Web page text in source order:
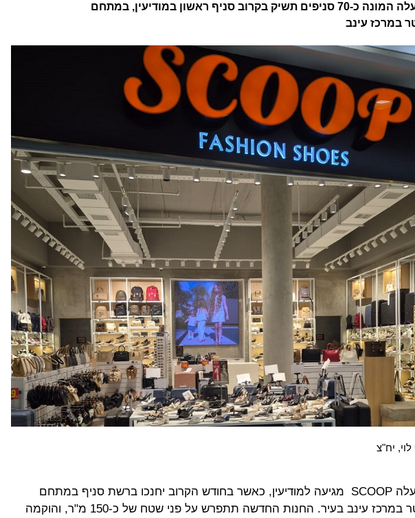
רשת ההנעלה המונה כ-70 סניפים תשיק בקרוב סניף ראשון במודיעין, במתחם
במרכז עינב
יח"צ
רשת ההנעלה SCOOP מגיעה למודיעין, כאשר בחודש הקרוב יחנכו ברשת סניף במתחם
ישפרו סנטר במרכז עינב בעיר. החנות החדשה תתפרש על פני שטח של כ-150 מ"ר, והוקמה